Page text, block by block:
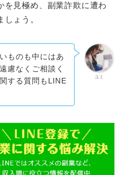
を見極め、副業詐欺に遭わ
ょう。
ユミ
ものも中にはあ
慮なくご相談く
する質問もLINE